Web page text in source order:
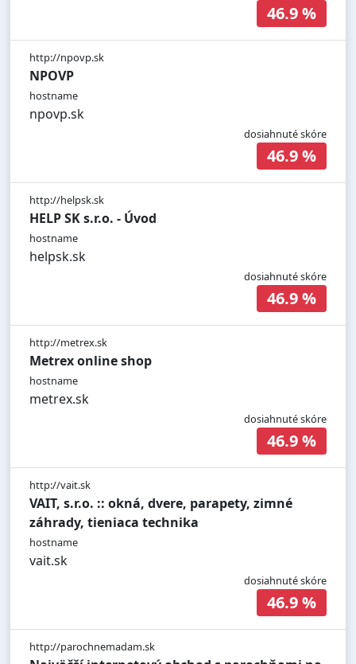
46.9 %
http://npovp.sk
NPOVP
hostname
npovp.sk
dosiahnuté skóre
46.9 %
http://helpsk.sk
HELP SK s.r.o. - Úvod
hostname
helpsk.sk
dosiahnuté skóre
46.9 %
http://metrex.sk
Metrex online shop
hostname
metrex.sk
dosiahnuté skóre
46.9 %
http://vait.sk
VAIT, s.r.o. :: okná, dvere, parapety, zimné
záhrady, tieniaca technika
hostname
vait.sk
dosiahnuté skóre
46.9 %
http://parochnemadam.sk